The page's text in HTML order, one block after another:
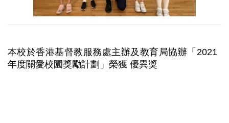
本校於香港基督教服務處主辦及教育局協辦「2021
年度關愛校園獎勵計劃」榮獲 優異獎